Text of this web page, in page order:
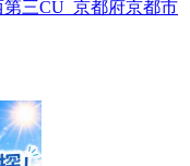
三CU_京都府京都市